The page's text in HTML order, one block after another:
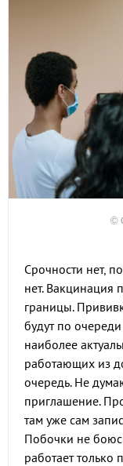
©
Срочности нет,
нет. Вакцинация
границы.
будут по
наиболее
работающих из
очередь. Не
приглашение.
там уже сам
Побочки не
работает только